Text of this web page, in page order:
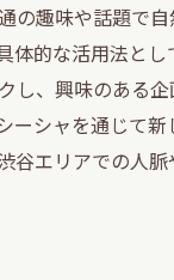
の趣味や話題で
体的な活用法とし
し、興味のある
ーシャを通じて
谷エリアでの人